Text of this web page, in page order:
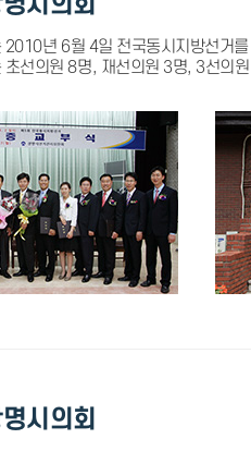
2010년 6월 4일 전국동시지방선거
초선의원 8명, 재선의원 3명, 3선의
시의회